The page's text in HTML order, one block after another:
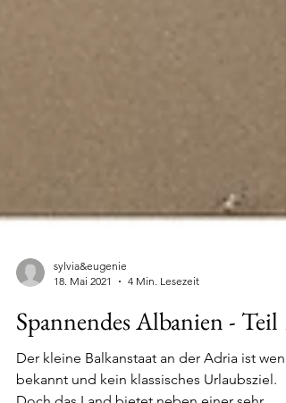
18. Mai 2021
4 Min. Lesezeit
Spannendes Albanien - Teil 1
Der kleine Balkanstaat an der Adria ist